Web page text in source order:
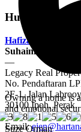
Hubungi Kami
Hafizah Hasan Poo
Suhaini Shariff:
—
Legacy Real
No. Pendaftaran
2F-1, Jalan
30100 Ipoh, Perak.
—
Email:
Owning a home is
and emotional
Suze Orman